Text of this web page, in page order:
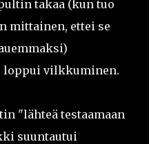
takaa (kun tuo
mittainen, ettei se
loppui vilkkuminen.
"lähteä testaamaan
suuntautui